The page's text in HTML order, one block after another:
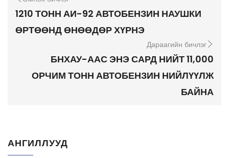
1210 ТОНН АИ-92 АВТОБЕНЗИН НАУШКИ
ӨРТӨӨНД ӨНӨӨДӨР ХҮРНЭ
Дараагийн бичлэг
БНХАУ-ААС ЭНЭ САРД НИЙТ 11,000
ОРЧИМ ТОНН АВТОБЕНЗИН НИЙЛҮҮЛЖ
БАЙНА
АНГИЛЛУУД